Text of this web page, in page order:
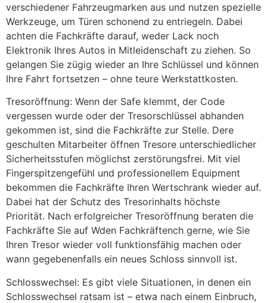
verschiedener Fahrzeugmarken aus und nutzen spezielle
Werkzeuge, um Türen schonend zu entriegeln. Dabei
achten die Fachkräfte darauf, weder Lack noch
Elektronik Ihres Autos in Mitleidenschaft zu ziehen. So
gelangen Sie zügig wieder an Ihre Schlüssel und können
Ihre Fahrt fortsetzen – ohne teure Werkstattkosten.
Tresoröffnung: Wenn der Safe klemmt, der Code
vergessen wurde oder der Tresorschlüssel abhanden
gekommen ist, sind die Fachkräfte zur Stelle. Dere
geschulten Mitarbeiter öffnen Tresore unterschiedlicher
Sicherheitsstufen möglichst zerstörungsfrei. Mit viel
Fingerspitzengefühl und professionellem Equipment
bekommen die Fachkräfte Ihren Wertschrank wieder auf.
Dabei hat der Schutz des Tresorinhalts höchste
Priorität. Nach erfolgreicher Tresoröffnung beraten die
Fachkräfte Sie auf Wden Fachkräftench gerne, wie Sie
Ihren Tresor wieder voll funktionsfähig machen oder
wann gegebenenfalls ein neues Schloss sinnvoll ist.
Schlosswechsel: Es gibt viele Situationen, in denen ein
Schlosswechsel ratsam ist – etwa nach einem Einbruch,